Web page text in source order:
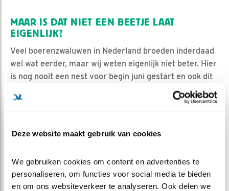
Deze website maakt gebruik van cookies
We gebruiken cookies om content en advertenties te
personaliseren, om functies voor social media te bieden
en om ons websiteverkeer te analyseren. Ook delen we
MAAR IS DAT NIET EEN BEETJE LAAT
EIGENLIJK?
Veel boerenzwaluwen in Nederland broeden inderdaad
wel wat eerder, maar wij weten eigenlijk niet beter. Hier
is nog nooit een nest voor begin juni gestart en ook dit
jaar dus weer niet. We hebben wel eens het idee dat het
misschien een tweede nest is (is wel wat vroeg) of een
beginnen is dan ook niet echt duidelijk.
Bij het schrijven van dit blog liggen er al 5 (!) eitjes in
het nest. Ik heb met een spiegeltje bijna alle dagen 2x
gekeken en dit was het legschema dat V boerenzwaluw